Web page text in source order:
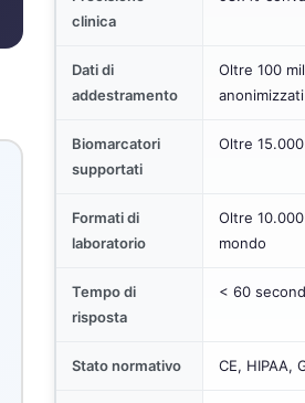
clinica
Dati di
addestramento
Oltre 100
anonimizzati
Biomarcatori
supportati
Oltre
Formati di
laboratorio
Oltre
mondo
Tempo di
risposta
< 60
Stato normativo CE, HIPAA,